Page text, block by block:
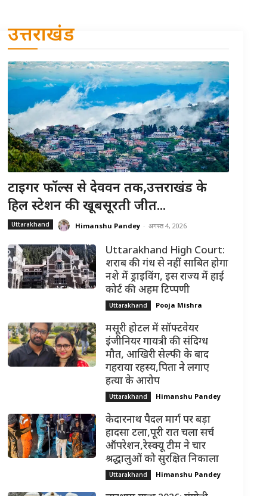
उत्तराखंड
टाइगर फॉल्स से देववन तक,उत्तराखंड के
हिल स्टेशन की खूबसूरती जीत...
Uttarakhand Himanshu Pandey - अगस्त 4, 2026
Uttarakhand High Court:
शराब की गंध से नहीं साबित होगा
नशे में ड्राइविंग, इस राज्य में हाई
कोर्ट की अहम टिप्पणी
Uttarakhand Pooja Mishra
मसूरी होटल में सॉफ्टवेयर
इंजीनियर गायत्री की संदिग्ध
मौत, आखिरी सेल्फी के बाद
गहराया रहस्य,पिता ने लगाए
हत्या के आरोप
Uttarakhand Himanshu Pandey
केदारनाथ पैदल मार्ग पर बड़ा
हादसा टला,पूरी रात चला सर्च
ऑपरेशन,रेस्क्यू टीम ने चार
श्रद्धालुओं को सुरक्षित निकाला
Uttarakhand Himanshu Pandey